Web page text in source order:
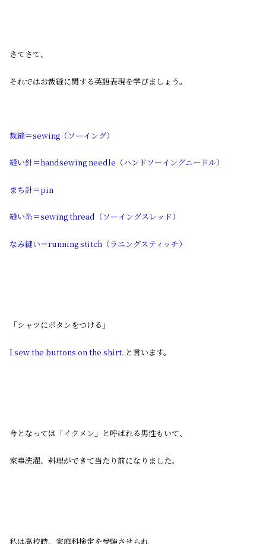
さてさて、
それではお裁縫に関する英語表現を学びましょう。
裁縫＝sewing（ソーイング）
縫い針＝handsewing needle（ハンドソーイングニードル）
まち針＝pin
縫い糸＝sewing thread（ソーイングスレッド）
なみ縫い＝running stitch（ラニングスティッチ）
「シャツにボタンをつける」
I sew the buttons on the shirt. と言います。
今となっては「イクメン」と呼ばれる男性もいて、
家事洗濯、料理ができて当たり前になりました。
私は高校時、家庭科検定を受験させられ